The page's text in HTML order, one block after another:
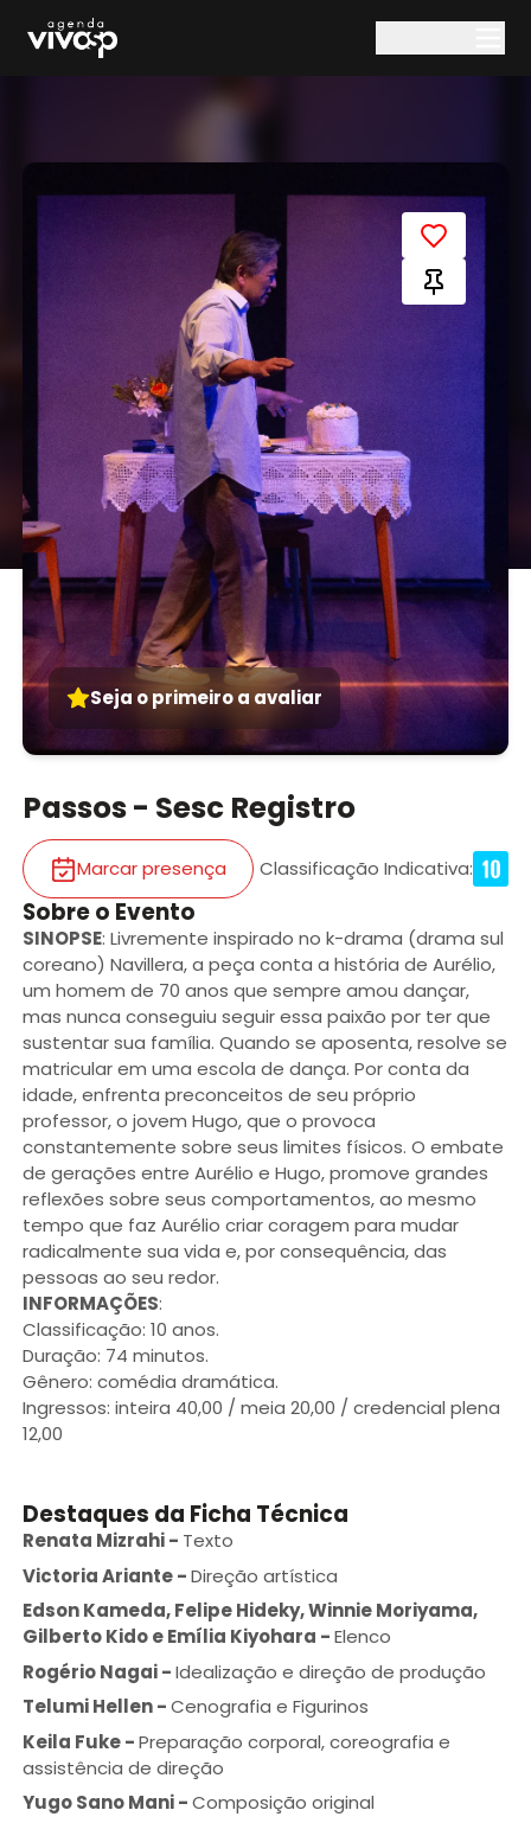
Seja o primeiro a avaliar
Passos - Sesc Registro
Marcar presença Classificação Indicativa:
Sobre o Evento
SINOPSE: Livremente inspirado no k-drama (drama sul
coreano) Navillera, a peça conta a história de Aurélio,
um homem de 70 anos que sempre amou dançar,
mas nunca conseguiu seguir essa paixão por ter que
sustentar sua família. Quando se aposenta, resolve se
matricular em uma escola de dança. Por conta da
idade, enfrenta preconceitos de seu próprio
professor, o jovem Hugo, que o provoca
constantemente sobre seus limites físicos. O embate
de gerações entre Aurélio e Hugo, promove grandes
reflexões sobre seus comportamentos, ao mesmo
tempo que faz Aurélio criar coragem para mudar
radicalmente sua vida e, por consequência, das
pessoas ao seu redor.
INFORMAÇÕES:
Classificação: 10 anos.
Duração: 74 minutos.
Gênero: comédia dramática.
Ingressos: inteira 40,00 / meia 20,00 / credencial plena
12,00
Destaques da Ficha Técnica
Renata Mizrahi- Texto
Victoria Ariante-Direção artística
Edson Kameda, Felipe Hideky, Winnie Moriyama,
Gilberto Kido e Emília Kiyohara -Elenco
Rogério Nagai-Idealização e direção de produção
Telumi Hellen-Cenografia e Figurinos
Keila Fuke-Preparação corporal, coreografia e
assistência de direção
Yugo Sano Mani-Composição original